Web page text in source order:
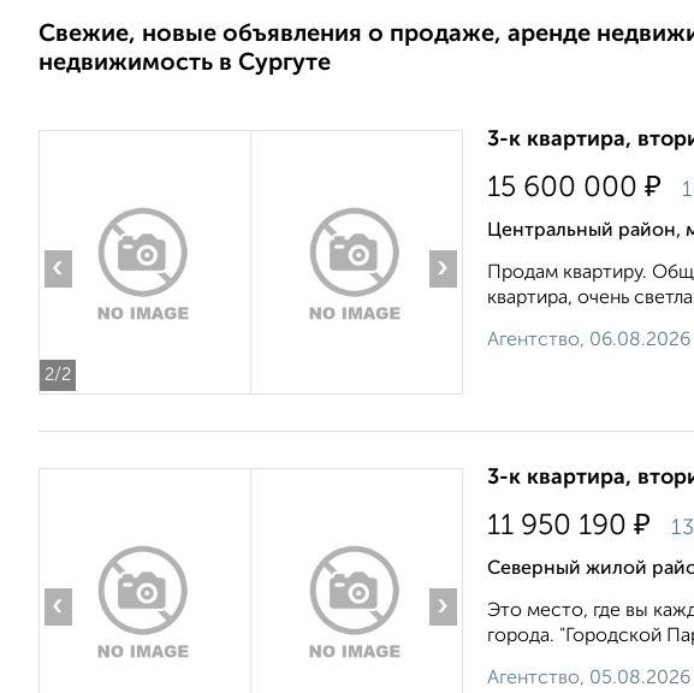
Свежие, новые объявления о продаже, аренде
недвижимость в Сургуте
2/2
‹ ›
3-к квартира,
15 600 000 ₽
Центральный район,
Продам квартиру.
квартира, очень
Агентство, 06.08.2026
‹ ›
3-к квартира,
11 950 190 ₽
Северный жилой
Это место, где вы
города. "Городской
Агентство, 05.08.2026